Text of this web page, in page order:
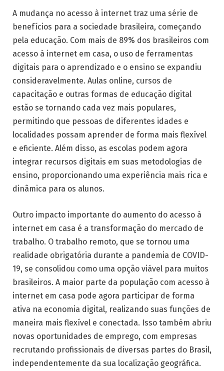
A mudança no acesso à internet traz uma série de
benefícios para a sociedade brasileira, começando
pela educação. Com mais de 89% dos brasileiros com
acesso à internet em casa, o uso de ferramentas
digitais para o aprendizado e o ensino se expandiu
consideravelmente. Aulas online, cursos de
capacitação e outras formas de educação digital
estão se tornando cada vez mais populares,
permitindo que pessoas de diferentes idades e
localidades possam aprender de forma mais flexível
e eficiente. Além disso, as escolas podem agora
integrar recursos digitais em suas metodologias de
ensino, proporcionando uma experiência mais rica e
dinâmica para os alunos.
Outro impacto importante do aumento do acesso à
internet em casa é a transformação do mercado de
trabalho. O trabalho remoto, que se tornou uma
realidade obrigatória durante a pandemia de COVID-
19, se consolidou como uma opção viável para muitos
brasileiros. A maior parte da população com acesso à
internet em casa pode agora participar de forma
ativa na economia digital, realizando suas funções de
maneira mais flexível e conectada. Isso também abriu
novas oportunidades de emprego, com empresas
recrutando profissionais de diversas partes do Brasil,
independentemente da sua localização geográfica.